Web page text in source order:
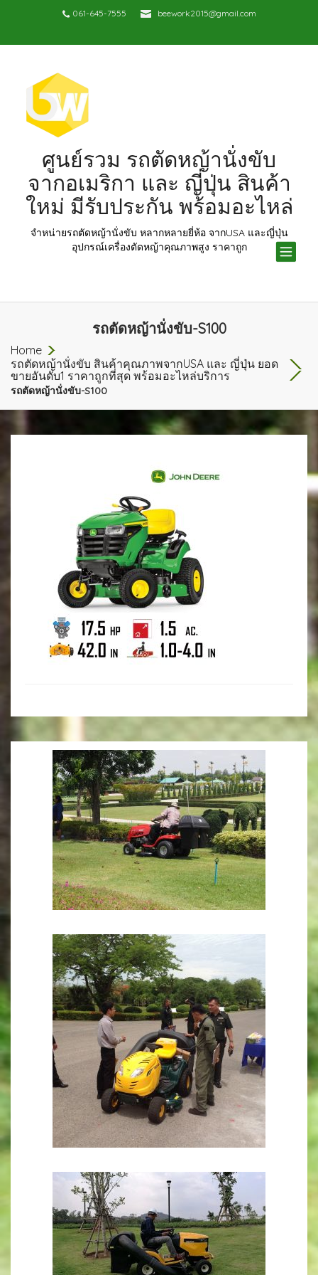
061-645-7555 beework2015@gmail.com
ศูนย์รวม รถตัดหญ้านั่งขับ
จากอเมริกา และ ญี่ปุ่น สินค้า
ใหม่ มีรับประกัน พร้อมอะไหล่
จำหน่ายรถตัดหญ้านั่งขับ หลากหลายยี่ห้อ จากUSA และญี่ปุ่น
อุปกรณ์เครื่องตัดหญ้าคุณภาพสูง ราคาถูก
รถตัดหญ้านั่งขับ-S100
Home
รถตัดหญ้านั่งขับ สินค้าคุณภาพจากUSA และ ญี่ปุ่น ยอด
ขายอันดับ1 ราคาถูกที่สุด พร้อมอะไหล่บริการ
รถตัดหญ้านั่งขับ-S100